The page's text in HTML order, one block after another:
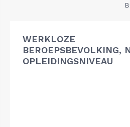
WERKLOZE
BEROEPSBEVOLKING,
OPLEIDINGSNIVEAU